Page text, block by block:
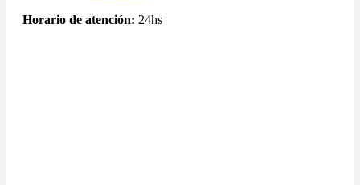
Horario de atención: 24hs